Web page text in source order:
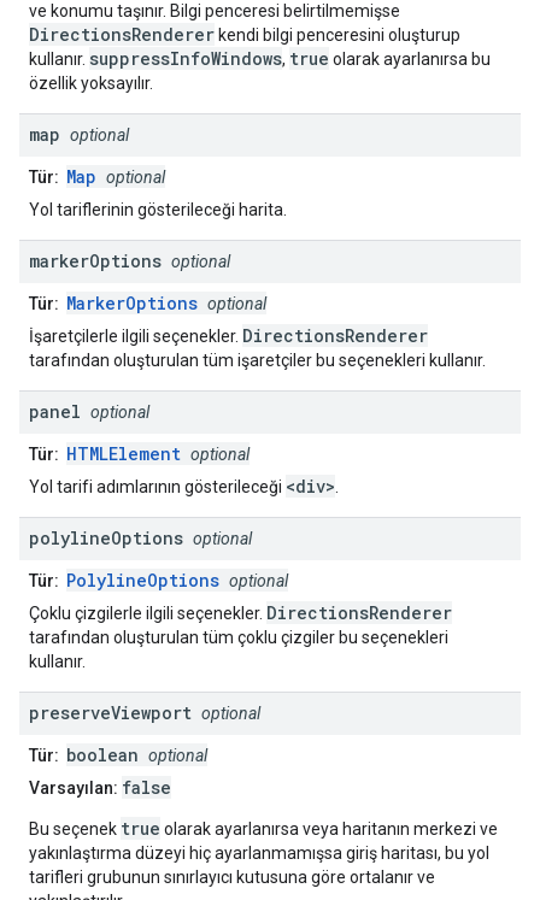
ve konumu taşınır. Bilgi penceresi belirtilmemişse
DirectionsRenderer kendi bilgi penceresini oluşturup
kullanır. suppressInfoWindows, true olarak ayarlanırsa bu
özellik yoksayılır.
map optional
Tür: Map optional
Yol tariflerinin gösterileceği harita.
markerOptions optional
Tür: MarkerOptions optional
İşaretçilerle ilgili seçenekler. DirectionsRenderer
tarafından oluşturulan tüm işaretçiler bu seçenekleri kullanır.
panel optional
Tür: HTMLElement optional
Yol tarifi adımlarının gösterileceği <div>.
polylineOptions optional
Tür: PolylineOptions optional
Çoklu çizgilerle ilgili seçenekler. DirectionsRenderer
tarafından oluşturulan tüm çoklu çizgiler bu seçenekleri
kullanır.
preserveViewport optional
Tür: boolean optional
Varsayılan: false
Bu seçenek true olarak ayarlanırsa veya haritanın merkezi ve
yakınlaştırma düzeyi hiç ayarlanmamışsa giriş haritası, bu yol
tarifleri grubunun sınırlayıcı kutusuna göre ortalanır ve